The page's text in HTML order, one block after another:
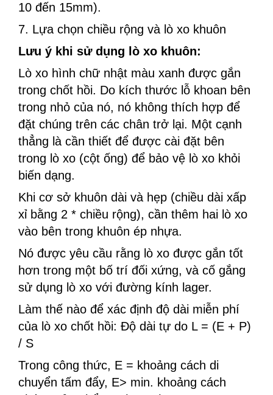
10 đến 15mm).
7. Lựa chọn chiều rộng và lò xo khuôn
Lưu ý khi sử dụng lò xo khuôn:
Lò xo hình chữ nhật màu xanh được gắn
trong chốt hồi. Do kích thước lỗ khoan bên
trong nhỏ của nó, nó không thích hợp để
đặt chúng trên các chân trở lại. Một cạnh
thẳng là cần thiết để được cài đặt bên
trong lò xo (cột ống) để bảo vệ lò xo khỏi
biến dạng.
Khi cơ sở khuôn dài và hẹp (chiều dài xấp
xỉ bằng 2 * chiều rộng), cần thêm hai lò xo
vào bên trong khuôn ép nhựa.
Nó được yêu cầu rằng lò xo được gắn tốt
hơn trong một bố trí đối xứng, và cố gắng
sử dụng lò xo với đường kính lager.
Làm thế nào để xác định độ dài miễn phí
của lò xo chốt hồi: Độ dài tự do L = (E + P)
/ S
Trong công thức, E = khoảng cách di
chuyển tấm đẩy, E> min. khoảng cách